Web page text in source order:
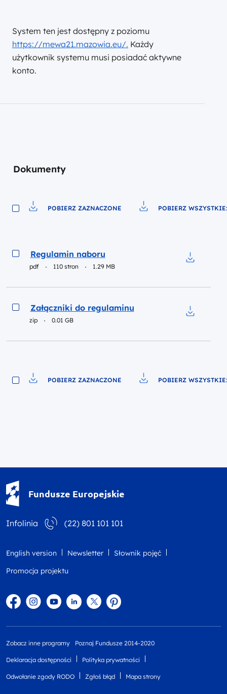
System ten jest dostępny z poziomu
https://mewa21.mazowia.eu/. Każdy
użytkownik systemu musi posiadać aktywne
konto.
Dokumenty
POBIERZ ZAZNACZONE POBIERZ
Podgląd
Regulamin naboru
pdf 110 stron 1.29 MB
Podgląd
Załączniki do regulaminu
zip 0.01 GB
POBIERZ ZAZNACZONE POBIERZ
Fundusze Europejskie
Infolinia (22) 801 101 101
English version Newsletter
Słownik pojęć
Promocja projektu
FacebookInstagram
YouTubeLinkedintwitterPinterest
Zobacz inne programy Poznaj Fundusze 2014-2020
Deklaracja dostępności Polityka prywatności
Odwołanie zgody RODO Zgłoś błąd Mapa strony